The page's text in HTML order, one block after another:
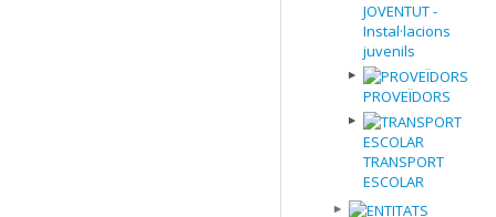
JOVENTUT -
Instal·lacions
juvenils
PROVEÏDORS
TRANSPORT
ESCOLAR